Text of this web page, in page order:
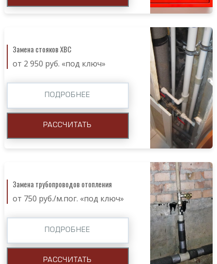
Замена стояков ХВС
от 2 950 руб. «под ключ»
ПОДРОБНЕЕ
РАССЧИТАТЬ
Замена трубопроводов отопления
от 750 руб./м.пог. «под ключ»
ПОДРОБНЕЕ
РАССЧИТАТЬ